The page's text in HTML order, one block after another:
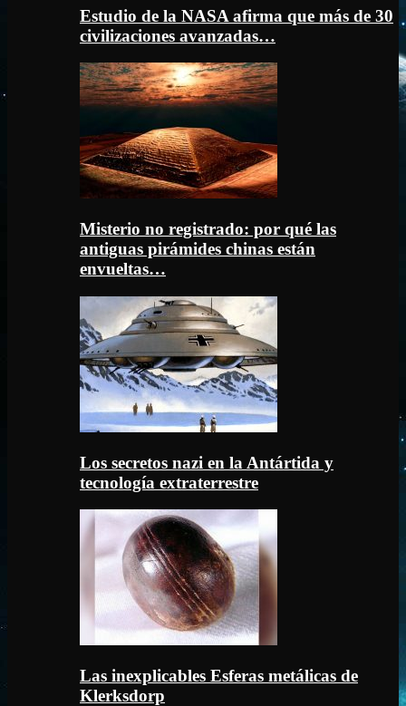
Estudio de la NASA afirma que más de 30
civilizaciones avanzadas…
Misterio no registrado: por qué las
antiguas pirámides chinas están
envueltas…
Los secretos nazi en la Antártida y
tecnología extraterrestre
Las inexplicables Esferas metálicas de
Klerksdorp